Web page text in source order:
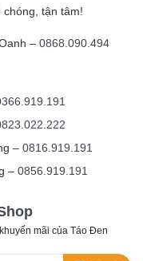
tận tâm!
– 0868.090.494
– 0816.919.191
– 0856.919.191
mãi của Táo Đen